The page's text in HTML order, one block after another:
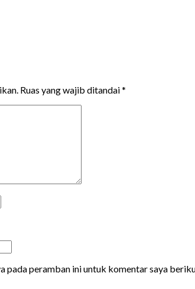
Ruas yang wajib ditandai*
pada peramban ini untuk komentar saya